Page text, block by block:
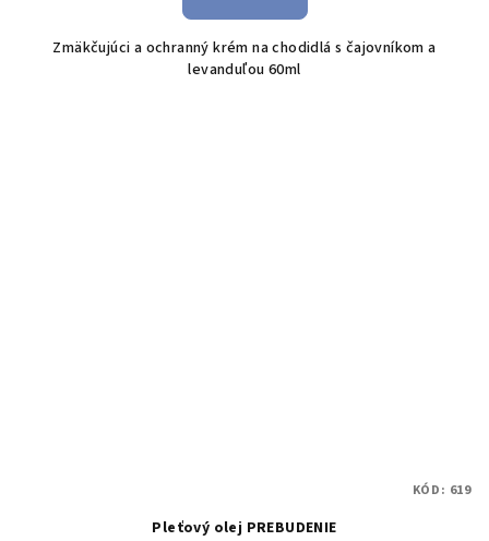
Zmäkčujúci a ochranný krém na chodidlá s čajovníkom a
levanduľou 60ml
Pleťový olej PREBUDENIE
KÓD: 619